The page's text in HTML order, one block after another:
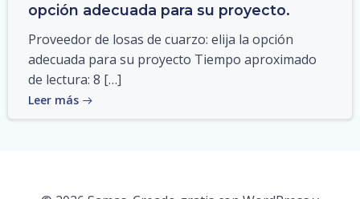
opción adecuada para su proyecto.
Proveedor de losas de cuarzo: elija la opción
adecuada para su proyecto Tiempo aproximado
de lectura: 8 […]
Leer más